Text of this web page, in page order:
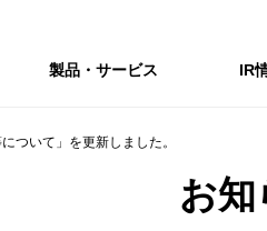
製品・サービス IR
ついて」を更新しました。
お知